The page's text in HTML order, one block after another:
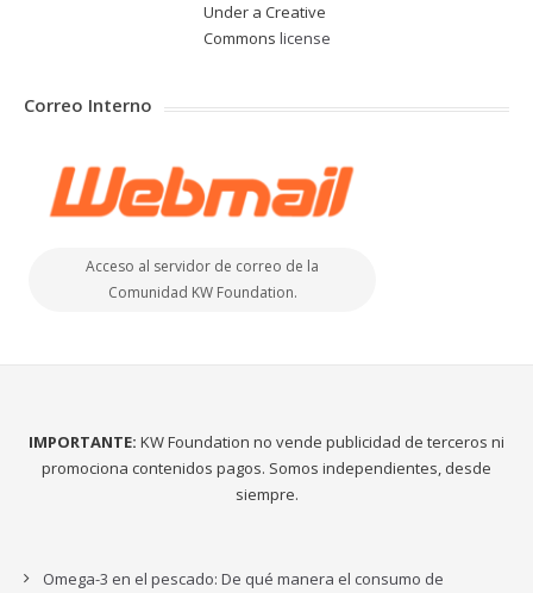
Under a Creative
Commons license
Correo Interno
Acceso al servidor de correo de la
Comunidad KW Foundation.
IMPORTANTE: KW Foundation no vende publicidad de terceros ni
promociona contenidos pagos. Somos independientes, desde
siempre.
Omega-3 en el pescado: De qué manera el consumo de